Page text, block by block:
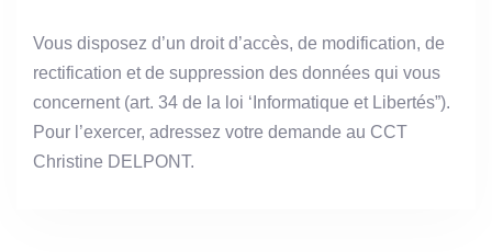
Vous disposez d’un droit d’accès, de modification, de
rectification et de suppression des données qui vous
concernent (art. 34 de la loi ‘Informatique et Libertés”).
Pour l’exercer, adressez votre demande au CCT
Christine DELPONT.